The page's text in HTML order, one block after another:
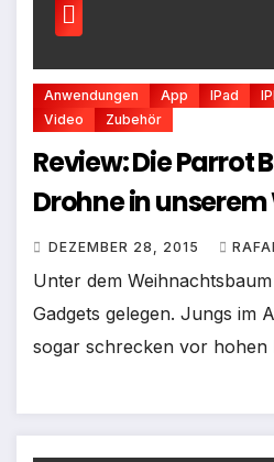
Anwendungen App IPad
Video
Zubehör
Review: Die Parrot
Drohne in
DEZEMBER 28, 2015
Unter dem
Gadgets gelegen. Jungs im
sogar schrecken vor hohen